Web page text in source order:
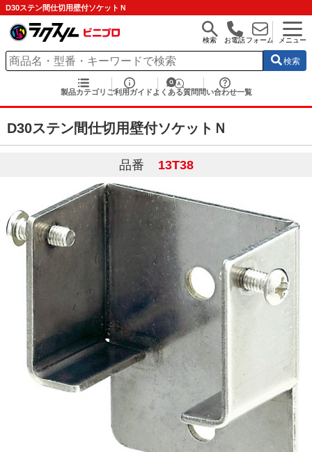
D30ステン間仕切用壁付ソケットＮ
検索 お電話フォーム メニュー
検索
製品カテゴリ ご利用ガイド よくある質問 問い合わせ一覧
D30ステン間仕切用壁付ソケットＮ
品番 13T38